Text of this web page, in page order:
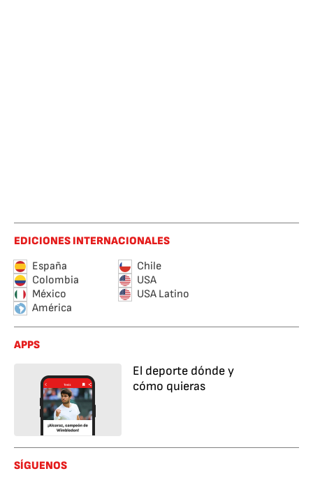
EDICIONES INTERNACIONALES
España
Chile
Colombia
USA
México
USA Latino
América
APPS
El deporte dónde y
cómo quieras
SÍGUENOS